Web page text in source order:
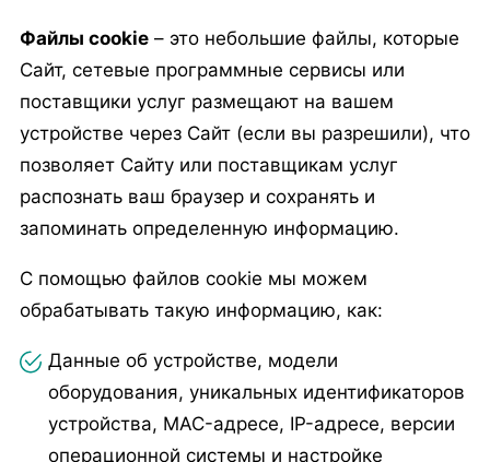
Файлы cookie – это небольшие файлы, которые
Сайт, сетевые программные сервисы или
поставщики услуг размещают на вашем
устройстве через Сайт (если вы разрешили), что
позволяет Сайту или поставщикам услуг
распознать ваш браузер и сохранять и
запоминать определенную информацию.
С помощью файлов cookie мы можем
обрабатывать такую информацию, как:
Данные об устройстве, модели
оборудования, уникальных идентификаторов
устройства, MAC-адресе, IP-адресе, версии
операционной системы и настройке